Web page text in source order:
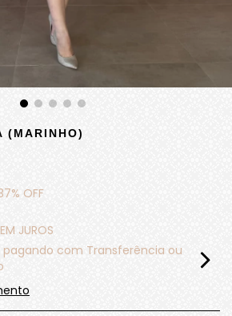
(MARINHO)
% OFF
JUROS
pagando com Transferência ou